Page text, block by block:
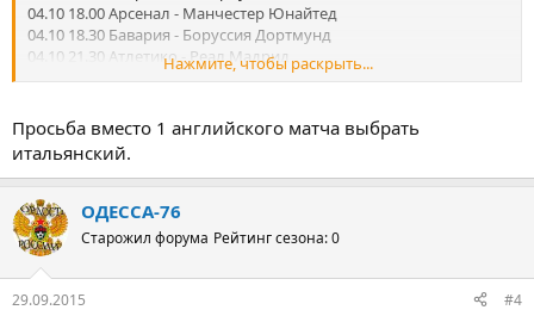
04.10 18.00 Арсенал - Манчестер Юнайтед
04.10 18.30 Бавария - Боруссия Дортмунд
04.10 21.30 Атлетико - Реал Мадрид
Нажмите, чтобы раскрыть...
Просьба вместо 1 английского матча выбрать
итальянский.
ОДЕССА-76
Старожил форума Рейтинг сезона: 0
29.09.2015 #4